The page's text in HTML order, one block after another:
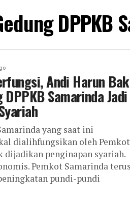
DPPKB
Andi Harun
DPPKB Samarinda Jadi
yang saat ini
dialihfungsikan oleh Pemkot
dijadikan penginapan syariah.
Pemkot Samarinda terus
pundi-pundi